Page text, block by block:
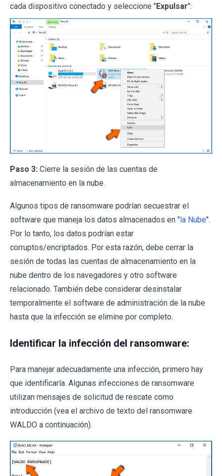
cada dispositivo conectado y seleccione "Expulsar":
Paso 3: Cierre la sesión de las cuentas de
almacenamiento en la nube.
Algunos tipos de ransomware podrían secuestrar el
software que maneja los datos almacenados en "la Nube".
Por lo tanto, los datos podrían estar
corruptos/encriptados. Por esta razón, debe cerrar la
sesión de todas las cuentas de almacenamiento en la
nube dentro de los navegadores y otro software
relacionado. También debe considerar desinstalar
temporalmente el software de administración de la nube
hasta que la infección se elimine por completo.
Identificar la infección del ransomware:
Para manejar adecuadamente una infección, primero hay
que identificarla. Algunas infecciones de ransomware
utilizan mensajes de solicitud de rescate como
introducción (vea el archivo de texto del ransomware
WALDO a continuación).